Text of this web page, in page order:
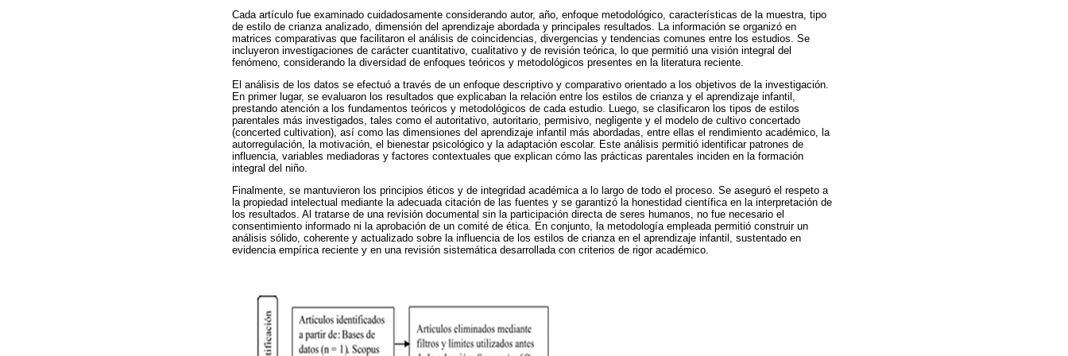
Cada artículo fue examinado cuidadosamente considerando autor, año, enfoque metodológico, características de la muestra, tipo
de estilo de crianza analizado, dimensión del aprendizaje abordada y principales resultados. La información se organizó en
matrices comparativas que facilitaron el análisis de coincidencias, divergencias y tendencias comunes entre los estudios. Se
incluyeron investigaciones de carácter cuantitativo, cualitativo y de revisión teórica, lo que permitió una visión integral del
fenómeno, considerando la diversidad de enfoques teóricos y metodológicos presentes en la literatura reciente.
El análisis de los datos se efectuó a través de un enfoque descriptivo y comparativo orientado a los objetivos de la investigación.
En primer lugar, se evaluaron los resultados que explicaban la relación entre los estilos de crianza y el aprendizaje infantil,
prestando atención a los fundamentos teóricos y metodológicos de cada estudio. Luego, se clasificaron los tipos de estilos
parentales más investigados, tales como el autoritativo, autoritario, permisivo, negligente y el modelo de cultivo concertado
(concerted cultivation), así como las dimensiones del aprendizaje infantil más abordadas, entre ellas el rendimiento académico, la
autorregulación, la motivación, el bienestar psicológico y la adaptación escolar. Este análisis permitió identificar patrones de
influencia, variables mediadoras y factores contextuales que explican cómo las prácticas parentales inciden en la formación
integral del niño.
Finalmente, se mantuvieron los principios éticos y de integridad académica a lo largo de todo el proceso. Se aseguró el respeto a
la propiedad intelectual mediante la adecuada citación de las fuentes y se garantizó la honestidad científica en la interpretación de
los resultados. Al tratarse de una revisión documental sin la participación directa de seres humanos, no fue necesario el
consentimiento informado ni la aprobación de un comité de ética. En conjunto, la metodología empleada permitió construir un
análisis sólido, coherente y actualizado sobre la influencia de los estilos de crianza en el aprendizaje infantil, sustentado en
evidencia empírica reciente y en una revisión sistemática desarrollada con criterios de rigor académico.